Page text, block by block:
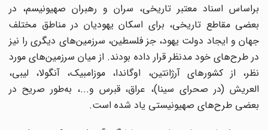
براساس اسناد معتبر تاریخی، سران و رهبران صهیونیسم، در
بعضی مقاطع تاریخی، برای اسکان یهودیان در مناطق مختلف
جهان و ایجاد دولت یهود، جز فلسطین، سرزمین‌های دیگری را نیز
در طرح‌های خود مدنظر قرار داده بودند. از میان سرزمین‌های مورد
نظر، از کشورهای آرژانتین، اوگاندا، موزامبیک، آنگولا، لیبی،
العریش (در صحرای سینا)، عراق، قبرس و...، به‌طور صریح در
بعضی طرح‌های صهیونیستی یاد شده است.